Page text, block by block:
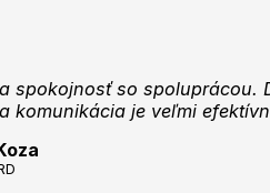
spokojnosť so spoluprácou.
komunikácia je veľmi